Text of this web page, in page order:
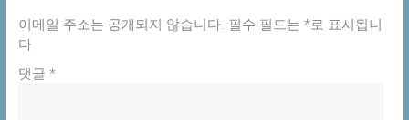
이메일 주소는 공개되지 않습니다. 필수 필드는 *로 표시됩니
다
댓글 *